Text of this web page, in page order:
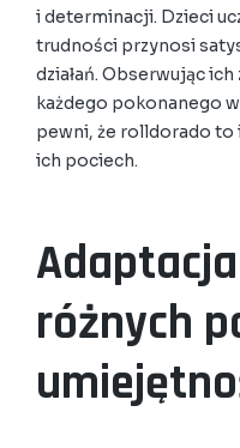
i determinacji. Dzieci
trudności przynosi
działań. Obserwując
każdego pokonanego
pewni, że rolldorado
ich pociech.
różnych